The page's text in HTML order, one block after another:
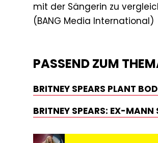
mit der Sängerin zu
PASSEND ZUM
BRITNEY SPEARS PLANT
BRITNEY SPEARS: EX-